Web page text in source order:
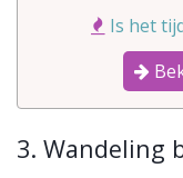
Is het
3. Wandeling